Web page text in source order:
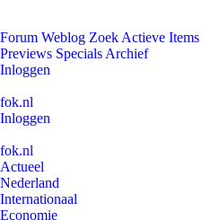
Forum Weblog Zoek Actieve Items
Previews Specials Archief
Inloggen
fok.nl
Inloggen
fok.nl
Actueel
Nederland
Internationaal
Economie